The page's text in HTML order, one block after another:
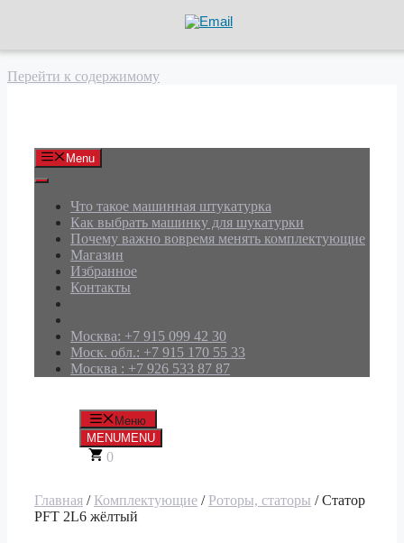
Перейти к содержимому
Menu
Что такое машинная штукатурка
Как выбрать машинку для шукатурки
Почему важно вовремя менять комплектующие
Магазин
Избранное
Контакты
Москва: +7 915 099 42 30
Моск. обл.: +7 915 170 55 33
Москва : +7 926 533 87 87
Меню
MENUMENU
0
Главная / Комплектующие / Роторы, статоры / Статор
PFT 2L6 жёлтый